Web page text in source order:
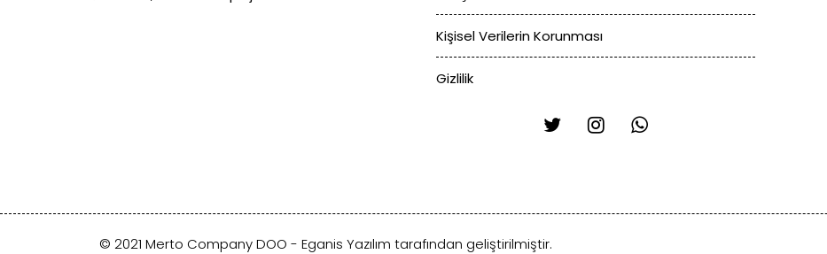
Kişisel Verilerin Korunması
Gizlilik
© 2021 Merto Company DOO - Eganis Yazılım tarafından geliştirilmiştir.